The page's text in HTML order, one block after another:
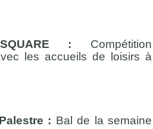
: Compétition
les accueils de loisirs à
: Bal de la semaine